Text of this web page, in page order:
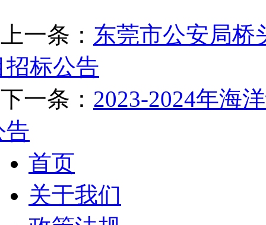
上一条： 东莞市公安局桥
招标公告
下一条： 2023-2024年海
告
首页
关于我们